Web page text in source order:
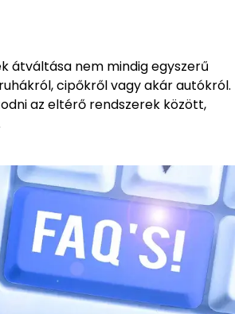
átváltása nem mindig egyszerű
cipőkről vagy akár autókról.
az eltérő rendszerek között,